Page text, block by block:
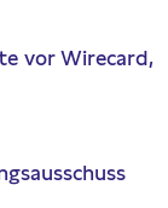
vor Wirecard,